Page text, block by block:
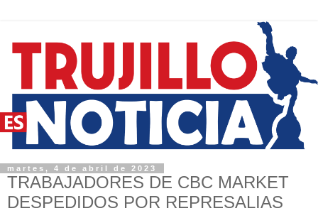
martes, 4 de abril de 2023
TRABAJADORES DE CBC MARKET
DESPEDIDOS POR REPRESALIAS